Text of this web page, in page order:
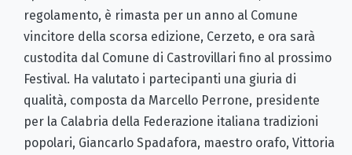
regolamento, è rimasta per un anno al Comune
vincitore della scorsa edizione, Cerzeto, e ora sarà
custodita dal Comune di Castrovillari fino al prossimo
Festival. Ha valutato i partecipanti una giuria di
qualità, composta da Marcello Perrone, presidente
per la Calabria della Federazione italiana tradizioni
popolari, Giancarlo Spadafora, maestro orafo, Vittoria